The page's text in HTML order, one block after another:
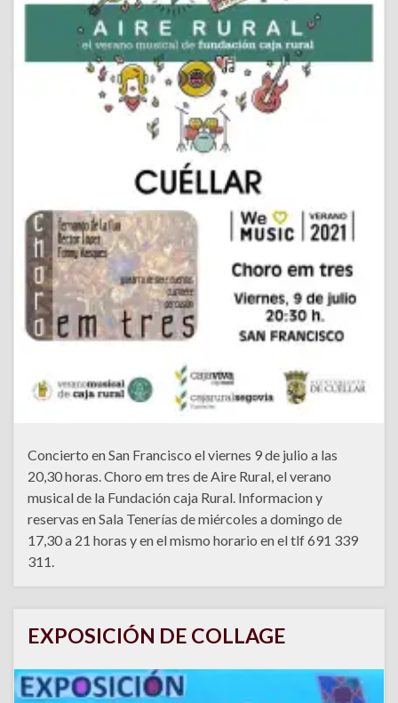
Concierto en San Francisco el viernes 9 de julio a las
20,30 horas. Choro em tres de Aire Rural, el verano
musical de la Fundación caja Rural. Informacion y
reservas en Sala Tenerías de miércoles a domingo de
17,30 a 21 horas y en el mismo horario en el tlf 691 339
311.
EXPOSICIÓN DE COLLAGE